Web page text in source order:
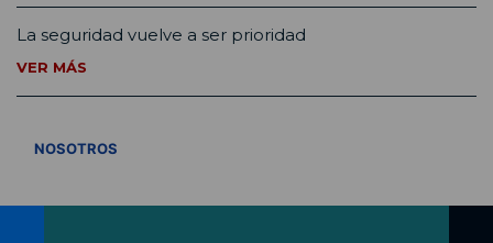
La seguridad vuelve a ser prioridad
VER MÁS
NOSOTROS